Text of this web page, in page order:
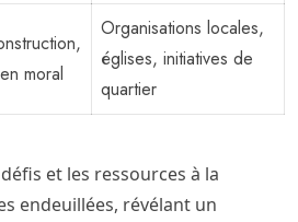
moral
Organisations locales,
églises, initiatives de
quartier
et les ressources à la
endeuillées, révélant un